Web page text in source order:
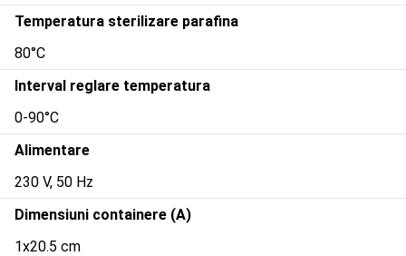
Temperatura sterilizare parafina
80°C
Interval reglare temperatura
0-90°C
Alimentare
230 V, 50 Hz
Dimensiuni containere (A)
1x20.5 cm